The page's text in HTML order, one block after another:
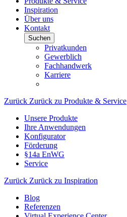
Inspiration
Über uns
Kontakt
Suchen
Privatkunden
Gewerblich
Fachhandwerk
Karriere
Zurück Zurück zu Produkte & Service
Unsere Produkte
Ihre Anwendungen
Konfigurator
Förderung
§14a EnWG
Service
Zurück Zurück zu Inspiration
Blog
Referenzen